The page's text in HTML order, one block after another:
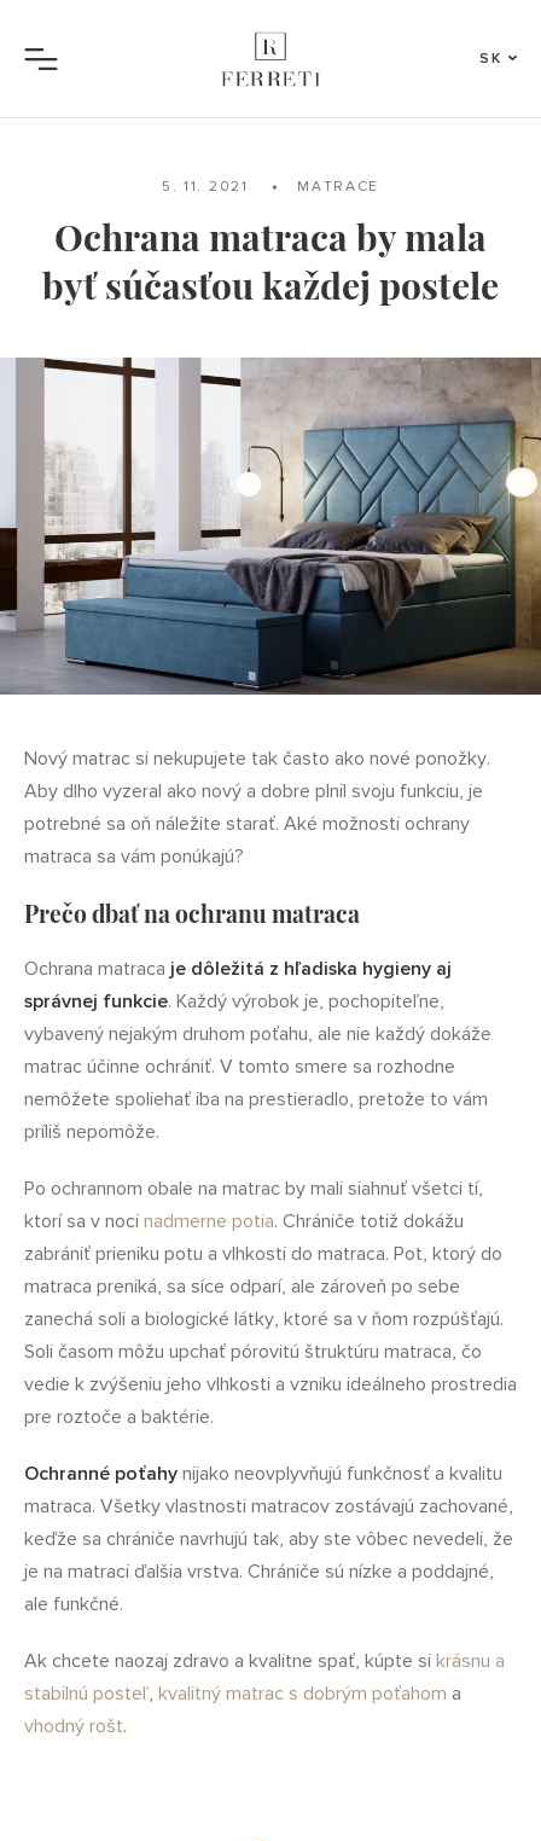
Menu
SK
5. 11. 2021 MATRACE
Ochrana matraca by mala
byť súčasťou každej postele
Nový matrac si nekupujete tak často ako nové ponožky.
Aby dlho vyzeral ako nový a dobre plnil svoju funkciu, je
potrebné sa oň náležite starať. Aké možnosti ochrany
matraca sa vám ponúkajú?
Prečo dbať na ochranu matraca
Ochrana matraca je dôležitá z hľadiska hygieny aj
správnej funkcie. Každý výrobok je, pochopiteľne,
vybavený nejakým druhom poťahu, ale nie každý dokáže
matrac účinne ochrániť. V tomto smere sa rozhodne
nemôžete spoliehať iba na prestieradlo, pretože to vám
príliš nepomôže.
Po ochrannom obale na matrac by mali siahnuť všetci tí,
ktorí sa v noci nadmerne potia. Chrániče totiž dokážu
zabrániť prieniku potu a vlhkosti do matraca. Pot, ktorý do
matraca preniká, sa síce odparí, ale zároveň po sebe
zanechá soli a biologické látky, ktoré sa v ňom rozpúšťajú.
Soli časom môžu upchať pórovitú štruktúru matraca, čo
vedie k zvýšeniu jeho vlhkosti a vzniku ideálneho prostredia
pre roztoče a baktérie.
Ochranné poťahy nijako neovplyvňujú funkčnosť a kvalitu
matraca. Všetky vlastnosti matracov zostávajú zachované,
keďže sa chrániče navrhujú tak, aby ste vôbec nevedeli, že
je na matraci ďalšia vrstva. Chrániče sú nízke a poddajné,
ale funkčné.
Ak chcete naozaj zdravo a kvalitne spať, kúpte si krásnu a
stabilnú posteľ, kvalitný matrac s dobrým poťahom a
vhodný rošt.